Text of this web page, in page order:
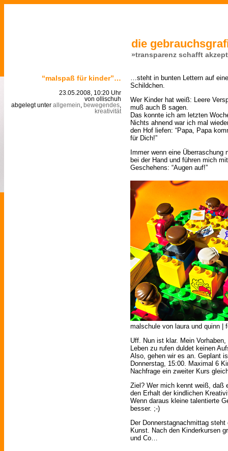
die
»transparenz schafft
“malspaß für kinder”…
23.05.2008, 10:20 Uhr
von ollischuh
abgelegt unter allgemein bewegendes
kreativität
…steht in bunten Lettern auf
Schildchen.
Wer Kinder hat weiß: Leere
muß auch B sagen.
Das konnte ich am letzten
Nichts ahnend war ich mal
den Hof liefen: “Papa, Papa
für Dich!”
Immer wenn eine Überraschung
bei der Hand und führen mich
Geschehens: “Augen auf!”
malschule von laura und quinn |
Uff. Nun ist klar. Mein
Leben zu rufen duldet keinen
Also, gehen wir es an. Geplant
Donnerstag, 15:00. Maximal 6
Nachfrage ein zweiter Kurs
Ziel? Wer mich kennt weiß, daß
den Erhalt der kindlichen
Wenn daraus kleine talentierte
besser. ;-)
Der Donnerstagnachmittag
Kunst. Nach den Kinderkursen
und Co…